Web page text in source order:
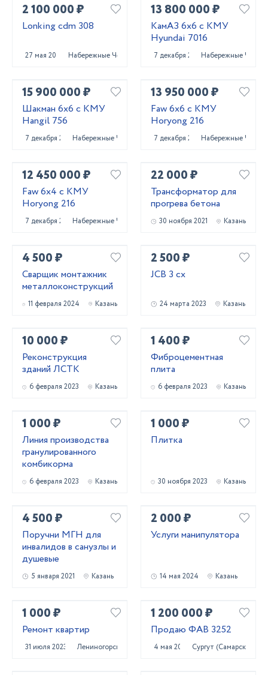
2 100 000 ₽
Lonking cdm 308
27 мая 2023 Набережные Челны
13 800 000 ₽
КамАЗ 6x6 с КМУ
Hyundai 7016
7 декабря 2023Набережные Челны
15 900 000 ₽
Шакман 6x6 с КМУ
Hangil 756
7 декабря 2023Набережные Челны
13 950 000 ₽
Faw 6x6 с КМУ
Horyong 216
7 декабря 2023Набережные Челны
12 450 000 ₽
Faw 6x4 с КМУ
Horyong 216
7 декабря 2023Набережные Челны
22 000 ₽
Трансформатор для
прогрева бетона
30 ноября 2021 Казань
4 500 ₽
Сварщик монтажник
металлоконструкций
11 февраля 2024 Казань
2 500 ₽
JCB 3 cx
24 марта 2023 Казань
10 000 ₽
Реконструкция
зданий ЛСТК
6 февраля 2023 Казань
1 400 ₽
Фиброцементная
плита
6 февраля 2023 Казань
1 000 ₽
Линия производства
гранулированного
комбикорма
6 февраля 2023 Казань
1 000 ₽
Плитка
30 ноября 2023 Казань
4 500 ₽
Поручни МГН для
инвалидов в санузлы и
душевые
5 января 2021 Казань
2 000 ₽
Услуги манипулятора
14 мая 2024 Казань
1 000 ₽
Ремонт квартир
31 июля 2023 Лениногорск
1 200 000 ₽
Продаю ФАВ 3252
4 мая 2023 Сургут (Самарская